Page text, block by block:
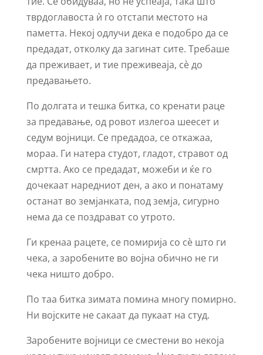
тврдоглавоста ѝ го отстапи местото на
паметта. Некој одлучи дека е подобро да се
предадат, отколку да загинат сите. Требаше
да преживает, и тие преживеаја, сè до
предавањето.
По долгата и тешка битка, со кренати раце
за предавање, од ровот излегоа шеесет и
седум војници. Се предадоа, се откажаа,
мораа. Ги натера студот, гладот, стравот од
смртта. Ако се предадат, можеби и ќе го
дочекаат наредниот ден, а ако и понатаму
останат во земјанката, под земја, сигурно
нема да се поздрават со утрото.
Ги кренаа рацете, се помирија со сè што ги
чека, а заробените во војна обично не ги
чека ништо добро.
По таа битка зимата помина многу помирно.
Ни војските не сакаат да пукаат на студ.
Заробените војници се сместени во некоја